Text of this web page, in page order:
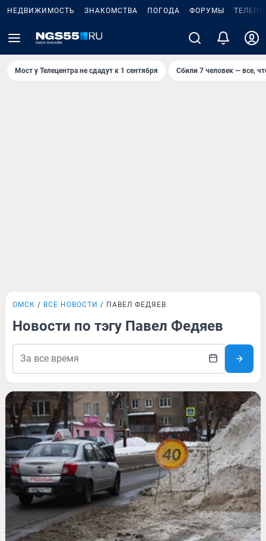
НЕДВИЖИМОСТЬ ЗНАКОМСТВА ПОГОДА ФОРУМЫ
Мост у Телецентра не сдадут к 1 сентября Сбили 7 человек — все,
ОМСК ВСЕ НОВОСТИ ПАВЕЛ ФЕДЯЕВ
Новости по тэгу Павел Федяев